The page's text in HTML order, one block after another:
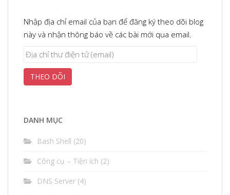
Nhập địa chỉ email của bạn để đăng ký theo dõi blog
này và nhận thông báo về các bài mới qua email.
Địa
thư
(email)
THEO DÕI
DANH MỤC
Bash Shell (20)
Công cụ – Tiện ích (2)
DNS Server (4)